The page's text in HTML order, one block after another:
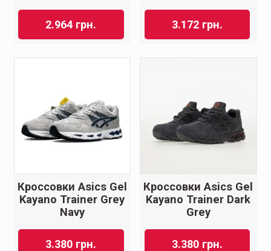
2.964 грн. 3.172 грн.
Кроссовки Asics Gel
Kayano Trainer Grey
Navy
3.380 грн.
Кроссовки Asics Gel
Kayano Trainer Dark
Grey
3.380 грн.